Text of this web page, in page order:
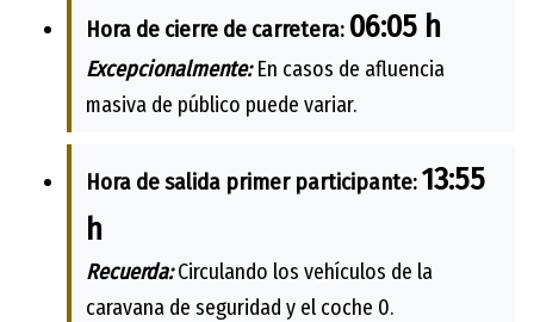
Hora de cierre de carretera: 06:05 h
Excepcionalmente:En casos de afluencia
masiva de público puede variar.
Hora de salida primer participante:13:55
h
Recuerda:Circulando los vehículos de la
caravana de seguridad y el coche 0.